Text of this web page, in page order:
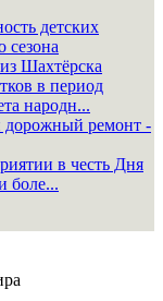
детских
сезона
Шахтёрска
в период
народн...
дорожный ремонт -
в честь Дня
боле...